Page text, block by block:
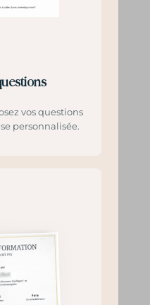
vos questions
personnalisée.